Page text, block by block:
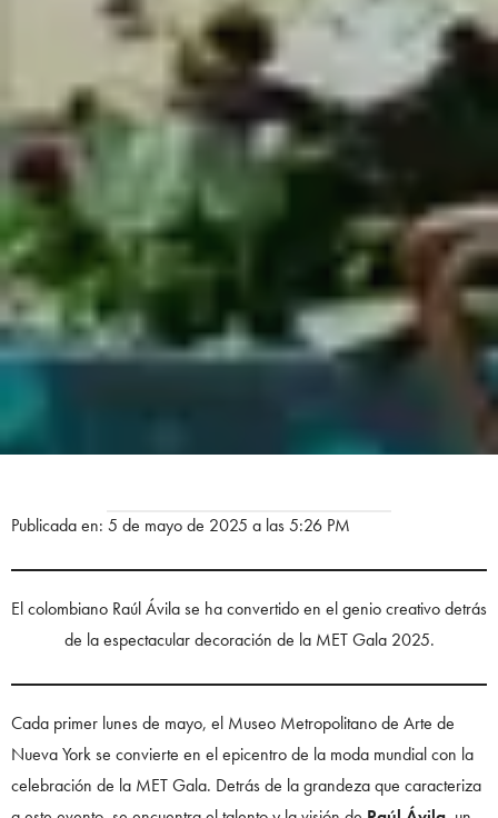
Publicada en: 5 de mayo de 2025 a las 5:26 PM
El colombiano Raúl Ávila se ha convertido en el genio creativo detrás
de la espectacular decoración de la MET Gala 2025.
Cada primer lunes de mayo, el Museo Metropolitano de Arte de
Nueva York se convierte en el epicentro de la moda mundial con la
celebración de la MET Gala. Detrás de la grandeza que caracteriza